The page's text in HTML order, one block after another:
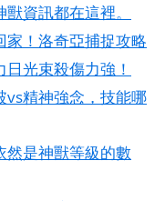
資訊都在這裡。
家！洛奇亞捕捉攻略
光束殺傷力強！
vs精神強念，技能哪
然是神獸等級的數